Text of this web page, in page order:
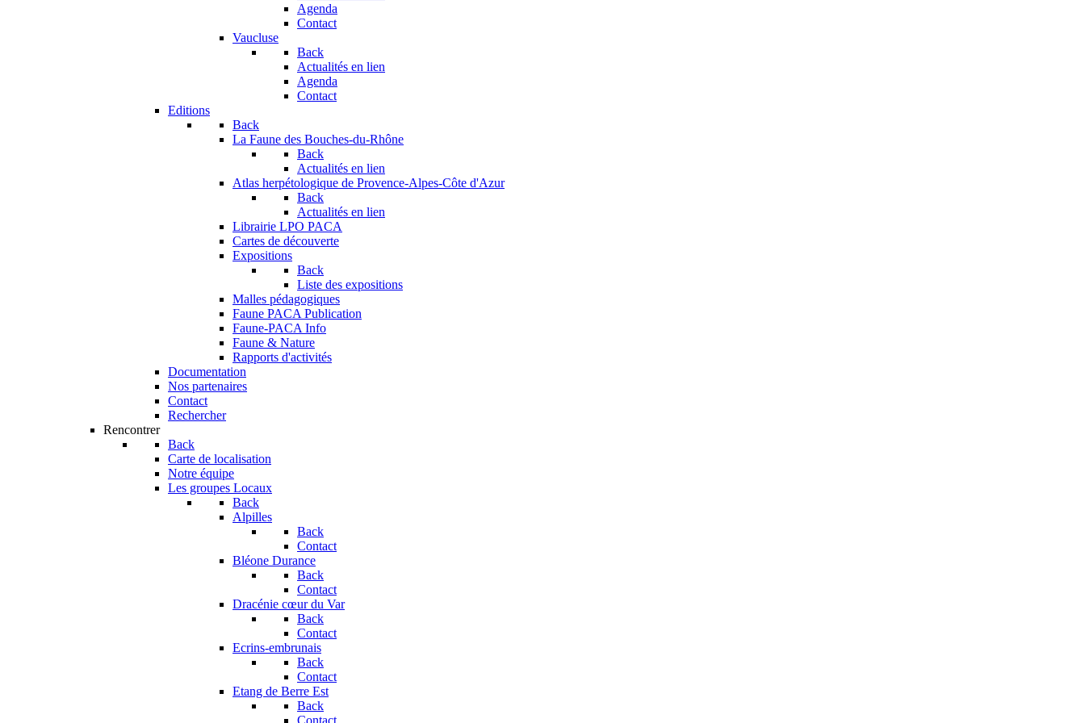
Agenda
Contact
Vaucluse
Back
Actualités en lien
Agenda
Contact
Editions
Back
La Faune des Bouches-du-Rhône
Back
Actualités en lien
Atlas herpétologique de Provence-Alpes-Côte d'Azur
Back
Actualités en lien
Librairie LPO PACA
Cartes de découverte
Expositions
Back
Liste des expositions
Malles pédagogiques
Faune PACA Publication
Faune-PACA Info
Faune & Nature
Rapports d'activités
Documentation
Nos partenaires
Contact
Rechercher
Rencontrer
Back
Carte de localisation
Notre équipe
Les groupes Locaux
Back
Alpilles
Back
Contact
Bléone Durance
Back
Contact
Dracénie cœur du Var
Back
Contact
Ecrins-embrunais
Back
Contact
Etang de Berre Est
Back
Contact